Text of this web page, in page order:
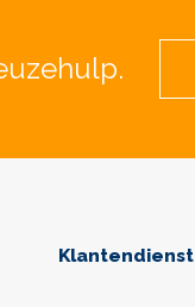
Klantendienst